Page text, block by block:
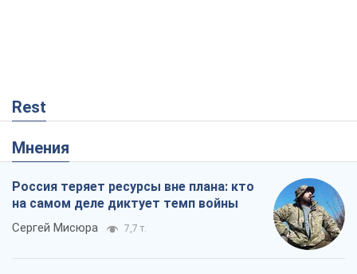
Rest
Мнения
Россия теряет ресурсы вне плана: кто
на самом деле диктует темп войны
Сергей Мисюра 7,7 т.